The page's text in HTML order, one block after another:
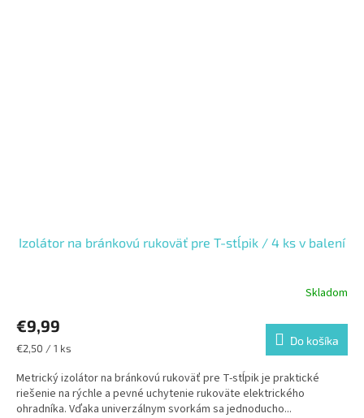
Izolátor na bránkovú rukoväť pre T-stĺpik / 4 ks v balení
Skladom
€9,99
Jednotková
€2,50 / 1 ks
Do košíka
Metrický izolátor na bránkovú rukoväť pre T-stĺpik je praktické
riešenie na rýchle a pevné uchytenie rukoväte elektrického
ohradníka. Vďaka univerzálnym svorkám sa jednoducho...